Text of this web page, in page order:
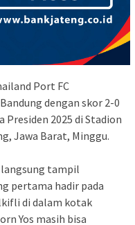
Port FC
dengan skor 2-0
2025 di Stadion
Jawa Barat, Minggu.
langsung tampil
pertama hadir pada
di dalam kotak
Yos masih bisa